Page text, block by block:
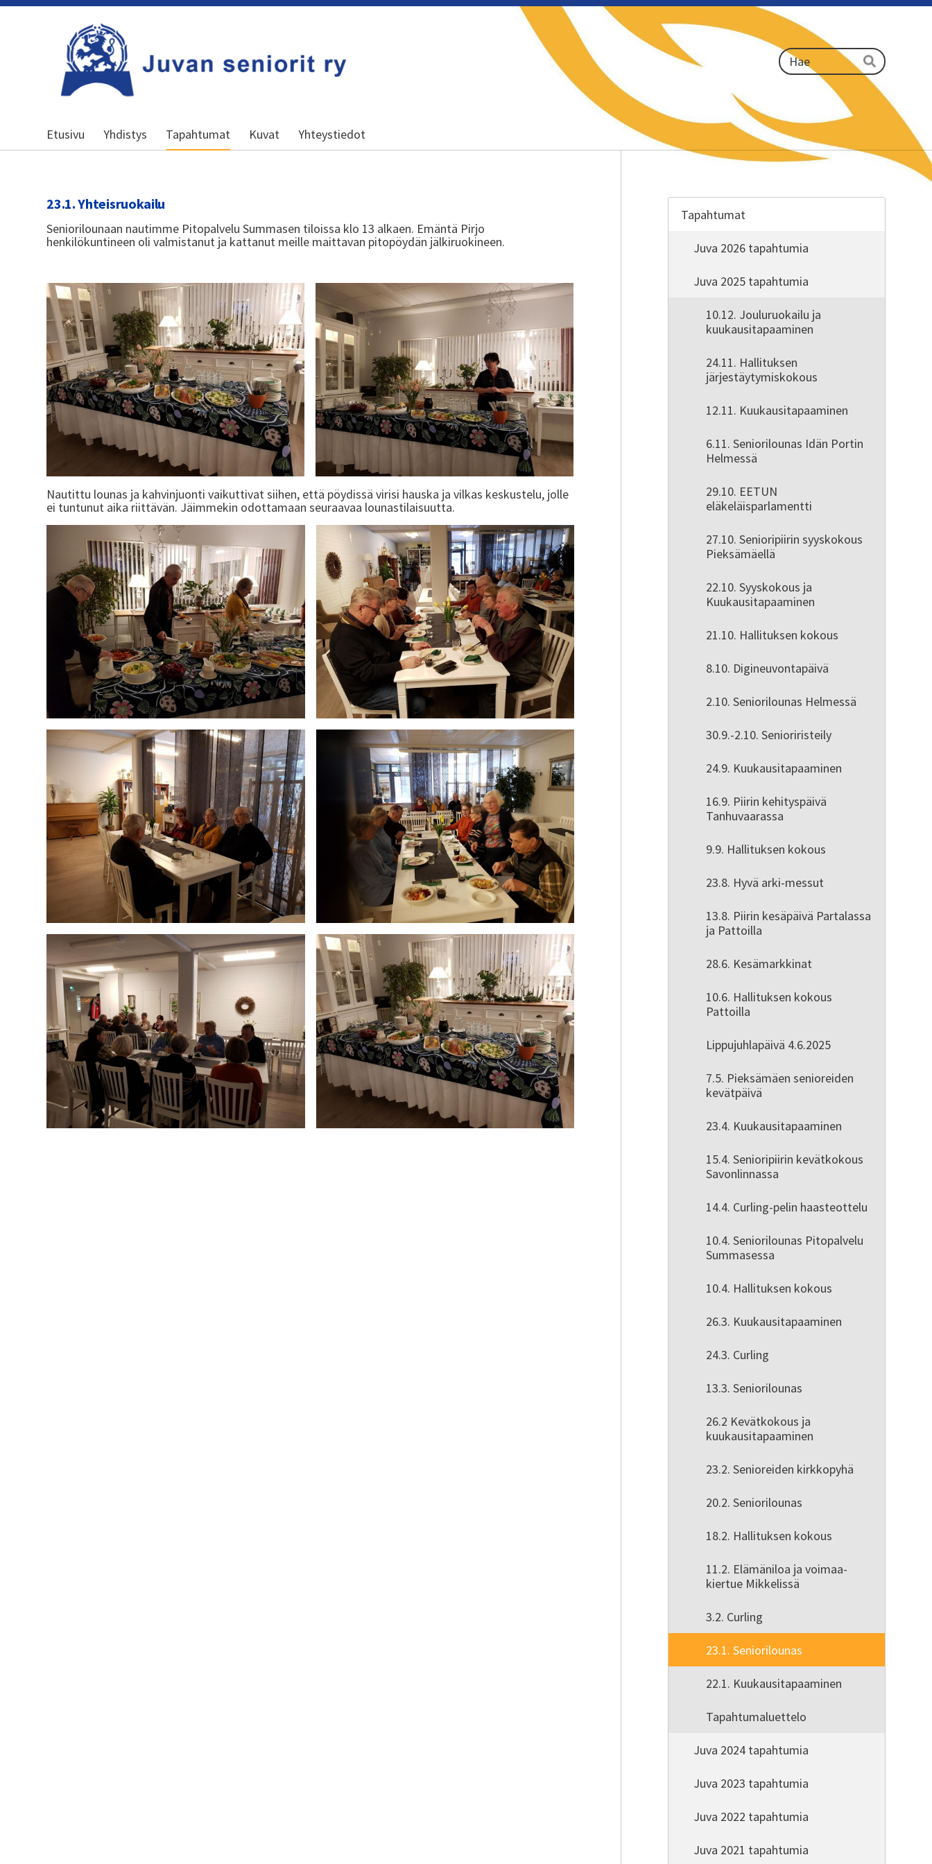
Kansallinen senioriliitto
Haku
Hae
Etusivu Yhdistys Tapahtumat Kuvat Yhteystiedot
23.1. Yhteisruokailu
Seniorilounaan nautimme Pitopalvelu Summasen tiloissa klo 13 alkaen. Emäntä Pirjo
henkilökuntineen oli valmistanut ja kattanut meille maittavan pitopöydän jälkiruokineen.
Nautittu lounas ja kahvinjuonti vaikuttivat siihen, että pöydissä virisi hauska ja vilkas keskustelu, jolle
ei tuntunut aika riittävän. Jäimmekin odottamaan seuraavaa lounastilaisuutta.
Tapahtumat
Juva 2026 tapahtumia
Juva 2025 tapahtumia
10.12. Jouluruokailu ja
kuukausitapaaminen
24.11. Hallituksen
järjestäytymiskokous
12.11. Kuukausitapaaminen
6.11. Seniorilounas Idän Portin
Helmessä
29.10. EETUN
eläkeläisparlamentti
27.10. Senioripiirin syyskokous
Pieksämäellä
22.10. Syyskokous ja
Kuukausitapaaminen
21.10. Hallituksen kokous
8.10. Digineuvontapäivä
2.10. Seniorilounas Helmessä
30.9.-2.10. Senioriristeily
24.9. Kuukausitapaaminen
16.9. Piirin kehityspäivä
Tanhuvaarassa
9.9. Hallituksen kokous
23.8. Hyvä arki-messut
13.8. Piirin kesäpäivä Partalassa
ja Pattoilla
28.6. Kesämarkkinat
10.6. Hallituksen kokous
Pattoilla
Lippujuhlapäivä 4.6.2025
7.5. Pieksämäen senioreiden
kevätpäivä
23.4. Kuukausitapaaminen
15.4. Senioripiirin kevätkokous
Savonlinnassa
14.4. Curling-pelin haasteottelu
10.4. Seniorilounas Pitopalvelu
Summasessa
10.4. Hallituksen kokous
26.3. Kuukausitapaaminen
24.3. Curling
13.3. Seniorilounas
26.2 Kevätkokous ja
kuukausitapaaminen
23.2. Senioreiden kirkkopyhä
20.2. Seniorilounas
18.2. Hallituksen kokous
11.2. Elämäniloa ja voimaa-
kiertue Mikkelissä
3.2. Curling
23.1. Seniorilounas
22.1. Kuukausitapaaminen
Tapahtumaluettelo
Juva 2024 tapahtumia
Juva 2023 tapahtumia
Juva 2022 tapahtumia
Juva 2021 tapahtumia